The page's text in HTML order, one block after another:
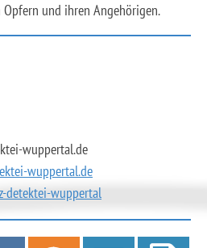
und ihren Angehörigen.
wuppertal.de
wuppertal.de
detektei-wuppertal